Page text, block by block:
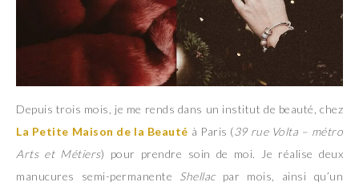
Depuis trois mois, je me rends dans un institut de beauté, chez
La Petite Maison de la Beauté à Paris (39 rue Volta – métro
Arts et Métiers) pour prendre soin de moi. Je réalise deux
manucures semi-permanente Shellacpar mois, ainsi qu’un